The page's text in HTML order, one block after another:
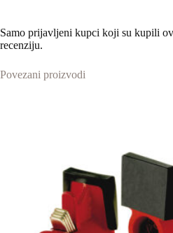
Samo prijavljeni kupci koji su kupili
recenziju.
Povezani proizvodi